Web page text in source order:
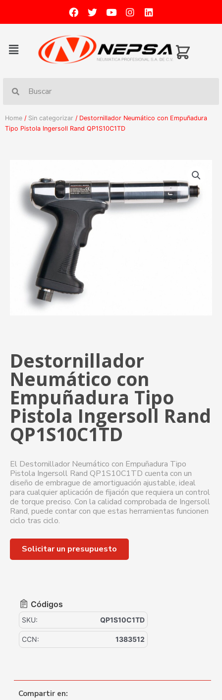
Home / Sin categorizar / Destornillador Neumático con Empuñadura
Tipo Pistola Ingersoll Rand QP1S10C1TD
Destornillador
Neumático con
Empuñadura Tipo
Pistola Ingersoll Rand
QP1S10C1TD
El Destornillador Neumático con Empuñadura Tipo
Pistola Ingersoll Rand QP1S10C1TD cuenta con un
diseño de embrague de amortiguación ajustable, ideal
para cualquier aplicación de fijación que requiera un control
de torque preciso. Con la calidad comprobada de Ingersoll
Rand, puede contar con que estas herramientas funcionen
ciclo tras ciclo.
Solicitar un presupuesto
Códigos
SKU: QP1S10C1TD
CCN: 1383512
Compartir en: